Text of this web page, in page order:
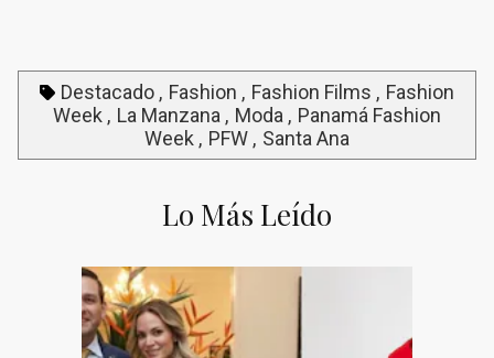
Destacado Fashion Fashion Films
Fashion
Week
La Manzana Moda
Panamá Fashion
Week
PFW Santa Ana
Lo Más Leído